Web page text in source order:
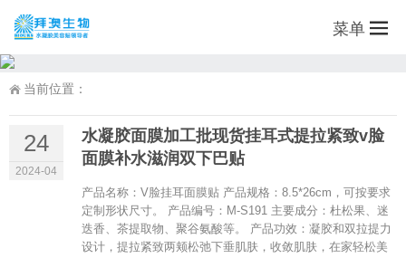
菜单
当前位置：
24
2024-04
水凝胶面膜加工批现货挂耳式提拉紧致v脸
面膜补水滋润双下巴贴
产品名称：V脸挂耳面膜贴 产品规格：8.5*26cm，可按要求
定制形状尺寸。 产品编号：M-S191 主要成分：杜松果、迷
迭香、茶提取物、聚谷氨酸等。 产品功效：凝胶和双拉提力
设计，提拉紧致两颊松弛下垂肌肤，收敛肌肤，在家轻松美